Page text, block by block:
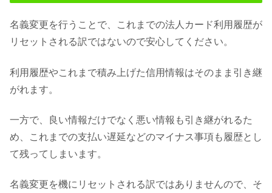
名義変更を行うことで、これまでの法人カード利用履歴が
リセットされる訳ではないので安心してください。
利用履歴やこれまで積み上げた信用情報はそのまま引き継
がれます。
一方で、良い情報だけでなく悪い情報も引き継がれるた
め、これまでの支払い遅延などのマイナス事項も履歴とし
て残ってしまいます。
名義変更を機にリセットされる訳ではありませんので、そ